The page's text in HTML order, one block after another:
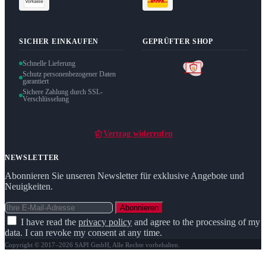
SICHER EINKAUFEN
Schnelle Lieferung
Schutz personenbezogener Daten
garantiert
Sichere Zahlung durch SSL-
Verschlüsselung
GEPRÜFTER SHOP
Vertrag widerrufen
NEWSLETTER
Abonnieren Sie unseren Newsletter für exklusive Angebote und
Neuigkeiten.
Abonnieren
I have read the privacy policy and agree to the processing of my
data. I can revoke my consent at any time.
Copyright © 2017–2026 SAPI GmbH, Alle Rechte vorbehalten.